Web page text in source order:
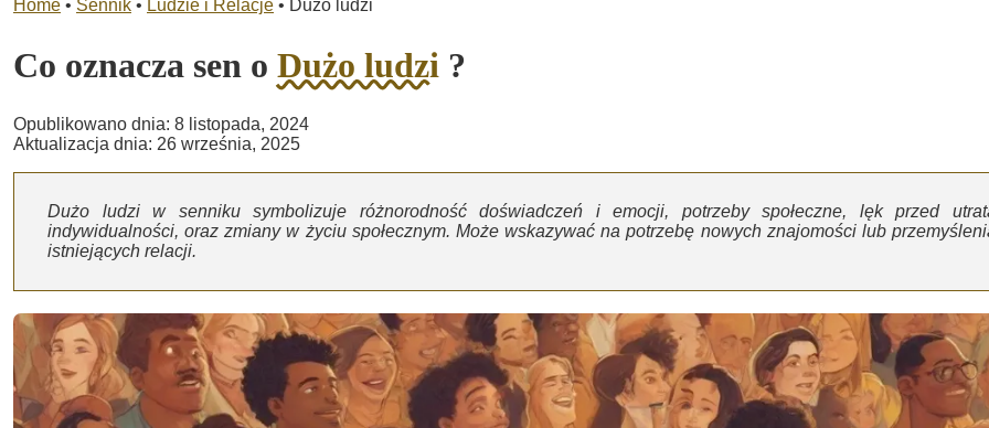
Home • Sennik • Ludzie i Relacje • Dużo ludzi
Co oznacza sen o Dużo ludzi ?
Opublikowano dnia: 8 listopada, 2024
Aktualizacja dnia: 26 września, 2025
Dużo ludzi w senniku symbolizuje różnorodność doświadczeń i emocji, potrzeby społeczne, lęk przed
indywidualności, oraz zmiany w życiu społecznym. Może wskazywać na potrzebę nowych znajomości lub
istniejących relacji.